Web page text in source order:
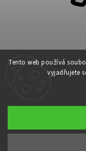
Tento web používá
vyjadřujete